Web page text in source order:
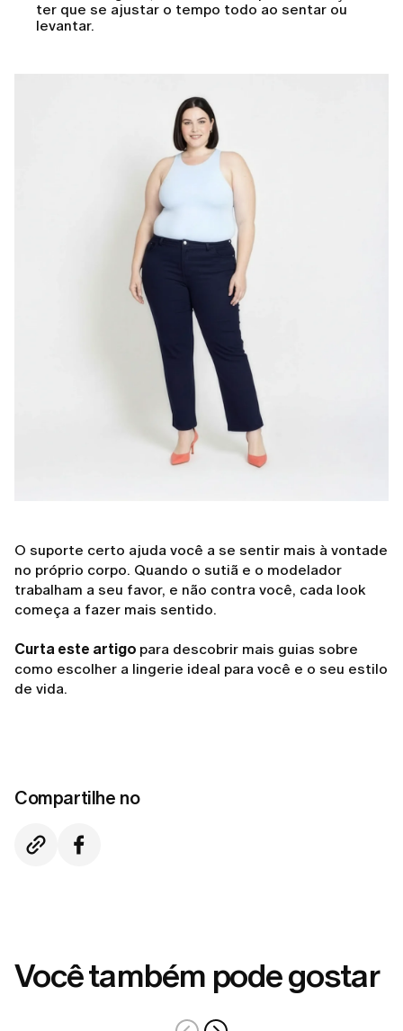
ter que se ajustar o tempo todo ao sentar ou
levantar.
O suporte certo ajuda você a se sentir mais à vontade
no próprio corpo. Quando o sutiã e o modelador
trabalham a seu favor, e não contra você, cada look
começa a fazer mais sentido.
Curta este artigo para descobrir mais guias sobre
como escolher a lingerie ideal para você e o seu estilo
de vida.
Compartilhe no
Você também pode gostar